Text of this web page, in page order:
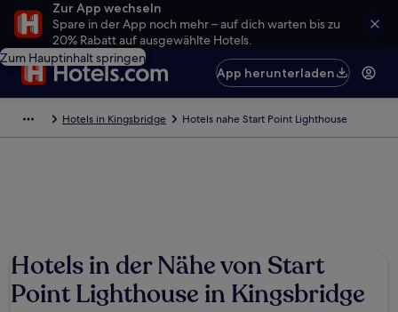
Zur App wechseln
Spare in der App noch mehr – auf dich warten bis zu
20% Rabatt auf ausgewählte Hotels.
Zum Hauptinhalt springen
App herunterladen
Hotels in Kingsbridge Hotels nahe Start Point Lighthouse
Hotels in der Nähe von Start
Point Lighthouse in Kingsbridge